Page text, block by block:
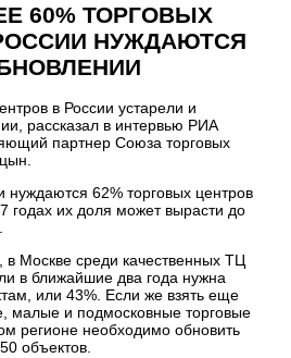
60% ТОРГОВЫХ
НУЖДАЮТСЯ
в России устарели и
рассказал в интервью РИА
партнер Союза торговых
нуждаются 62% торговых центров
годах их доля может вырасти до
Москве среди качественных ТЦ
в ближайшие два года нужна
или 43%. Если же взять еще
малые и подмосковные торговые
регионе необходимо обновить
объектов.